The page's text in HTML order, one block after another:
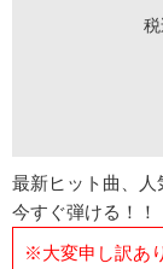
税
最新ヒット曲、
今すぐ弾ける！！
※大変申し訳あ